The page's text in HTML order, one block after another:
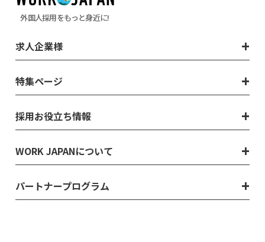
外国人採用をもっと身近に!
求人企業様
特集ページ
採用お役立ち情報
WORK JAPANについて
パートナープログラム